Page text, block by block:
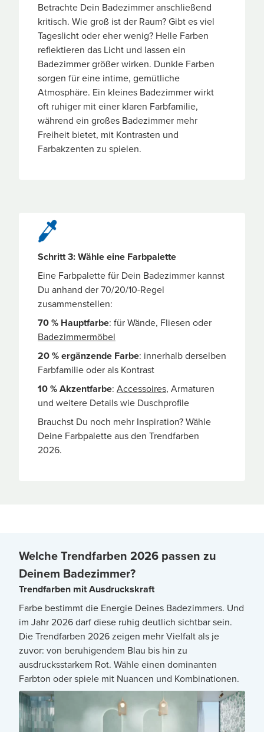
Betrachte Dein Badezimmer anschließend
kritisch. Wie groß ist der Raum? Gibt es viel
Tageslicht oder eher wenig? Helle Farben
reflektieren das Licht und lassen ein
Badezimmer größer wirken. Dunkle Farben
sorgen für eine intime, gemütliche
Atmosphäre. Ein kleines Badezimmer wirkt
oft ruhiger mit einer klaren Farbfamilie,
während ein großes Badezimmer mehr
Freiheit bietet, mit Kontrasten und
Farbakzenten zu spielen.
Schritt 3: Wähle eine Farbpalette
Eine Farbpalette für Dein Badezimmer kannst
Du anhand der 70/20/10-Regel
zusammenstellen:
70 % Hauptfarbe: für Wände, Fliesen oder
Badezimmermöbel
20 % ergänzende Farbe: innerhalb derselben
Farbfamilie oder als Kontrast
10 % Akzentfarbe: Accessoires, Armaturen
und weitere Details wie Duschprofile
Brauchst Du noch mehr Inspiration? Wähle
Deine Farbpalette aus den Trendfarben
2026.
Welche Trendfarben 2026 passen zu
Deinem Badezimmer?
Trendfarben mit Ausdruckskraft
Farbe bestimmt die Energie Deines Badezimmers. Und
im Jahr 2026 darf diese ruhig deutlich sichtbar sein.
Die Trendfarben 2026 zeigen mehr Vielfalt als je
zuvor: von beruhigendem Blau bis hin zu
ausdrucksstarkem Rot. Wähle einen dominanten
Farbton oder spiele mit Nuancen und Kombinationen.